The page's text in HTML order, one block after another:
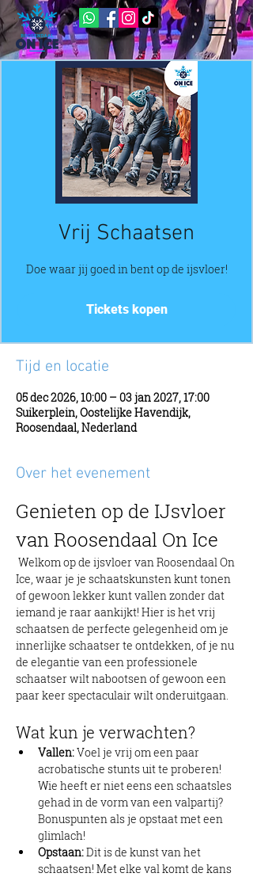
Vrij Schaatsen
Doe waar jij goed in bent op de ijsvloer!
Tickets kopen
Tijd en locatie
05 dec 2026, 10:00 – 03 jan 2027, 17:00
Suikerplein, Oostelijke Havendijk,
Roosendaal, Nederland
Over het evenement
Genieten op de IJsvloer
van Roosendaal On Ice
Ice, waar je je schaatskunsten kunt tonen
of gewoon lekker kunt vallen zonder dat
iemand je raar aankijkt! Hier is het vrij
schaatsen de perfecte gelegenheid om je
innerlijke schaatser te ontdekken, of je nu
de elegantie van een professionele
schaatser wilt nabootsen of gewoon een
paar keer spectaculair wilt onderuitgaan.
Wat kun je verwachten?
Vallen: Voel je vrij om een paar
acrobatische stunts uit te proberen!
Wie heeft er niet eens een schaatsles
gehad in de vorm van een valpartij?
Bonuspunten als je opstaat met een
glimlach!
Opstaan: Dit is de kunst van het
schaatsen! Met elke val komt de kans